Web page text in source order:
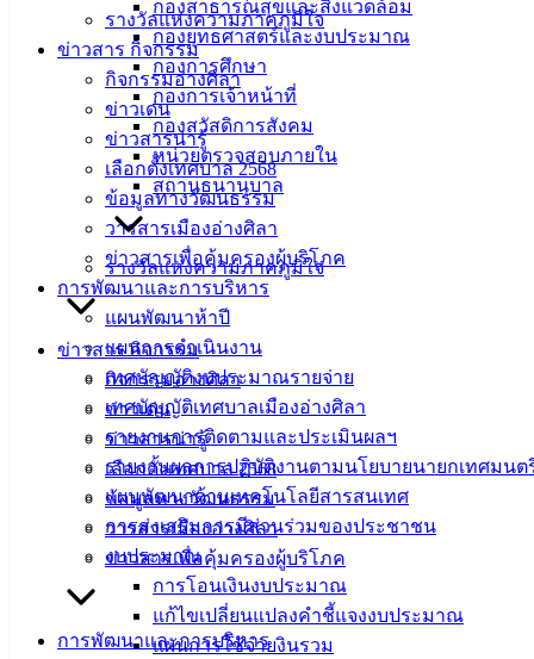
รางวัลแห่งความภาคภูมิใจ
ข่าวสาร กิจกรรม
กิจกรรมอ่างศิลา
ข่าวเด่น
ข่าวสารน่ารู้
เลือกตั้งเทศบาล 2568
ข้อมูลทางวัฒนธรรม
วารสารเมืองอ่างศิลา
ข่าวสารเพื่อคุ้มครองผู้บริโภค
การพัฒนาและการบริหาร
แผนพัฒนาห้าปี
แผนการดำเนินงาน
เทศบัญญัติงบประมาณรายจ่าย
เทศบัญญัติเทศบาลเมืองอ่างศิลา
รายงานการติดตามและประเมินผลฯ
รายงานผลการปฏิบัติงานตามนโยบายนายกเทศมนต
แผนพัฒนาด้านเทคโนโลยีสารสนเทศ
การส่งเสริมการมีส่วนร่วมของประชาชน
งบประมาณ
การโอนเงินงบประมาณ
แก้ไขเปลี่ยนแปลงคำชี้แจงงบประมาณ
แผนการใช้จ่ายงินรวม
กองสาธารณสุขและสิ่งแวดล้อม
กองยุทธศาสตร์และงบประมาณ
กองการศึกษา
กองการเจ้าหน้าที่
กองสวัสดิการสังคม
หน่วยตรวจสอบภายใน
สถานธนานุบาล
รางวัลแห่งความภาคภูมิใจ
ข่าวสาร กิจกรรม
กิจกรรมอ่างศิลา
ข่าวเด่น
ข่าวสารน่ารู้
เลือกตั้งเทศบาล 2568
ข้อมูลทางวัฒนธรรม
วารสารเมืองอ่างศิลา
ข่าวสารเพื่อคุ้มครองผู้บริโภค
การพัฒนาและการบริหาร